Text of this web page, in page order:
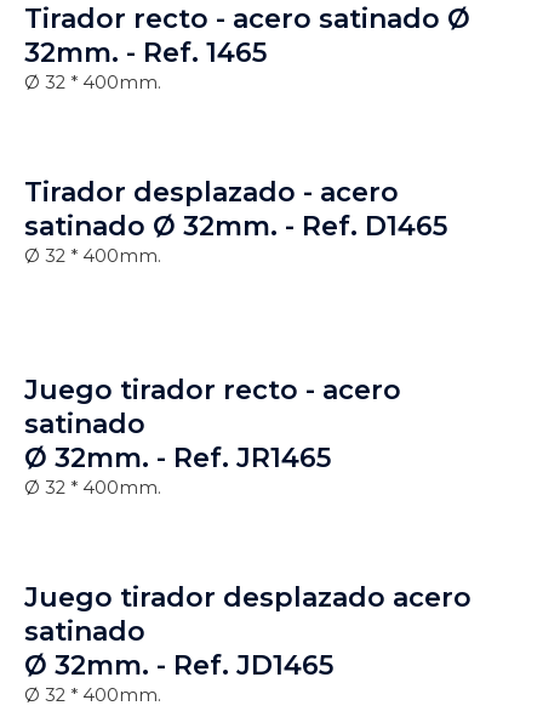
Tirador recto - acero satinado Ø
32mm. - Ref. 1465
Ø 32 * 400mm.
Tirador desplazado - acero
satinado Ø 32mm. - Ref. D1465
Ø 32 * 400mm.
Juego tirador recto - acero
satinado
Ø 32mm. - Ref. JR1465
Ø 32 * 400mm.
Juego tirador desplazado acero
satinado
Ø 32mm. - Ref. JD1465
Ø 32 * 400mm.